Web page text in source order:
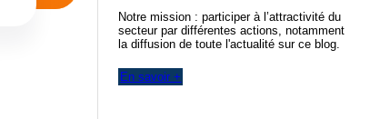
Notre mission : participer à l’attractivité du
secteur par différentes actions, notamment
la diffusion de toute l'actualité sur ce blog.
En savoir +